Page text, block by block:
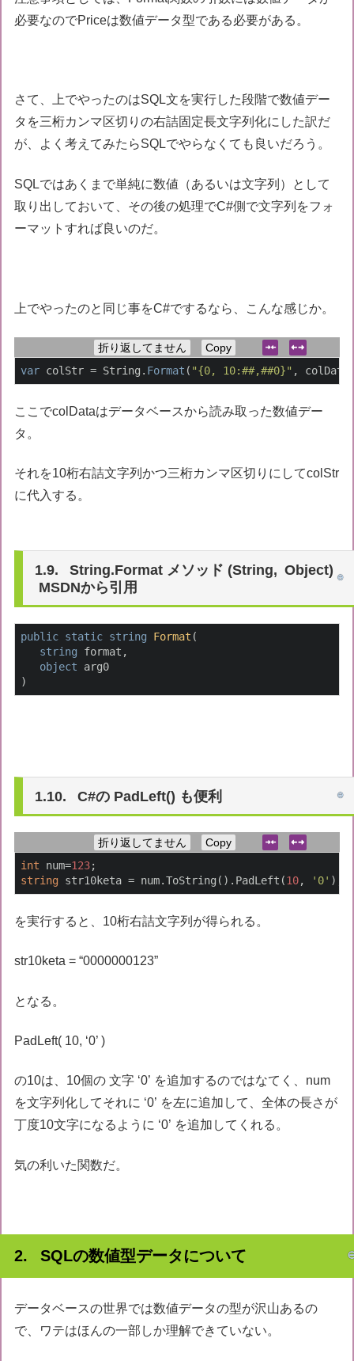
必要なのでPriceは数値データ型である必要がある。
さて、上でやったのはSQL文を実行した段階で数値デー
タを三桁カンマ区切りの右詰固定長文字列化にした訳だ
が、よく考えてみたらSQLでやらなくても良いだろう。
SQLではあくまで単純に数値（あるいは文字列）として
取り出しておいて、その後の処理でC#側で文字列をフォ
ーマットすれば良いのだ。
上でやったのと同じ事をC#でするなら、こんな感じか。
Copy
折り返してません
var colStr = String. Format ( "{0, 10:##,##0}" ,
ここでcolDataはデータベースから読み取った数値デー
タ。
それを10桁右詰文字列かつ三桁カンマ区切りにしてcolStr
に代入する。
String.Format メソッド (String, Object)
MSDNから引用
public static string Format (
string format,
object
)
C#の PadLeft() も便利
Copy
折り返してません
int num=123
string str10keta = num.ToString (). PadLeft (10, '0' );
を実行すると、10桁右詰文字列が得られる。
str10keta = “0000000123”
となる。
PadLeft( 10, ‘0’ )
の10は、10個の 文字 ‘0’ を追加するのではなてく、num
を文字列化してそれに ‘0’ を左に追加して、全体の長さが
丁度10文字になるように ‘0’ を追加してくれる。
気の利いた関数だ。
SQLの数値型データについて
データベースの世界では数値データの型が沢山あるの
で、ワテはほんの一部しか理解できていない。